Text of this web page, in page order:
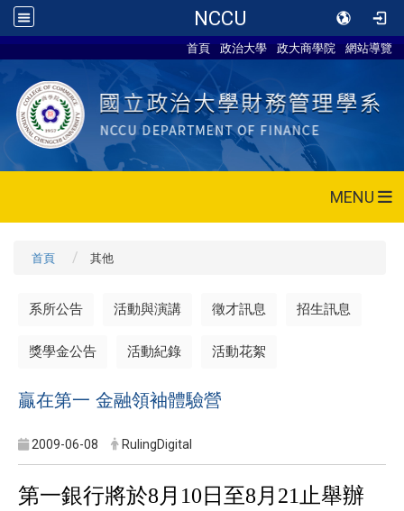
NCCU
首頁 政治大學 政大商學院 網站導覽
MENU
首頁 其他
系所公告 活動與演講 徵才訊息 招生訊息
獎學金公告 活動紀錄 活動花絮
贏在第一 金融領袖體驗營
2009-06-08 RulingDigital
第一銀行將於8月10日至8月21止舉辦